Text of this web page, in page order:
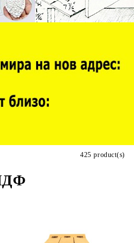
425 product(s)